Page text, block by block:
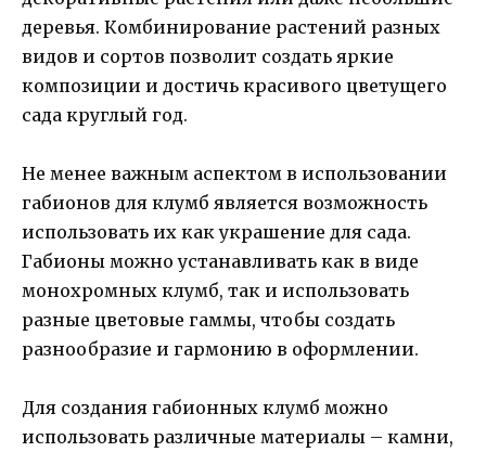
деревья. Комбинирование растений разных
видов и сортов позволит создать яркие
композиции и достичь красивого цветущего
сада круглый год.
Не менее важным аспектом в использовании
габионов для клумб является возможность
использовать их как украшение для сада.
Габионы можно устанавливать как в виде
монохромных клумб, так и использовать
разные цветовые гаммы, чтобы создать
разнообразие и гармонию в оформлении.
Для создания габионных клумб можно
использовать различные материалы – камни,